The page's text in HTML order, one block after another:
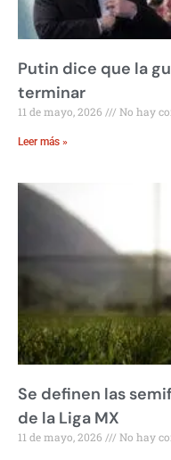
Putin dice que la
terminar
11 de mayo, 2026 No hay
Leer más »
Se definen las
de la Liga MX
11 de mayo, 2026 No hay